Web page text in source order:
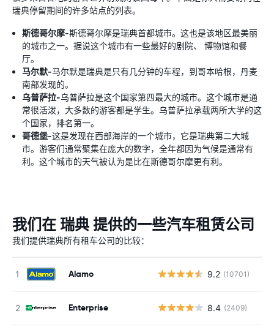
瑞典停留期间的许多站点的列表。
斯德哥尔摩-斯德哥尔摩是瑞典首都城市。这也是该地区最美丽
的城市之一。据说这个城市有一些最好的剧院、 博物馆和餐
厅。
马尔默-马尔默是瑞典是只有几分钟的车程，到哥本哈根，丹麦
南部发现的。
乌普萨拉-乌普萨拉是这个国家第四最大的城市。这个城市是通
常很活泼，大多数的游客都是学生。乌普萨拉承载两所大学的这
个国家，排名第一。
哥德堡-这是发现在西部海岸的一个城市，它是瑞典第二大城
市。游客们通常聚集在庞大的数字，全年都因为气候是通常有
利。这个城市的天气被认为是比在斯德哥尔摩更有利。
我们在 瑞典 提供的一些汽车租赁公司
我们提供瑞典所有租车公司的比较：
Alamo 9.2 (10701)
Enterprise 8.4 (2409)